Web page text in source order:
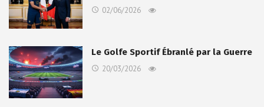
02/06/2026
Le Golfe Sportif Ébranlé par la Guerre
20/03/2026